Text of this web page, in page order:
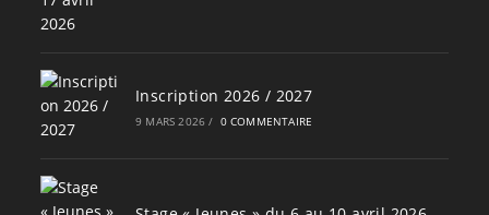
Inscription 2026 / 2027
9 MARS 2026 / 0 COMMENTAIRE